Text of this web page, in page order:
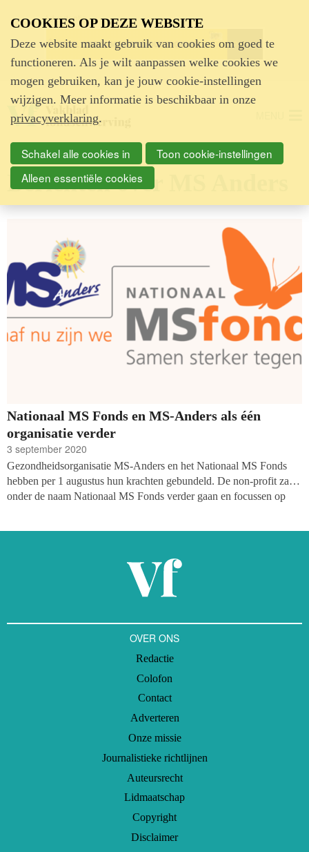
Advertentie
Berichten over MS Anders
Nationaal MS Fonds en MS-Anders als één
organisatie verder
3 september 2020
Gezondheidsorganisatie MS-Anders en het Nationaal MS Fonds
hebben per 1 augustus hun krachten gebundeld. De non-profit zal
onder de naam Nationaal MS Fonds verder gaan en focussen op
OVER ONS
Redactie
Colofon
Contact
Adverteren
Onze missie
Journalistieke richtlijnen
Auteursrecht
Lidmaatschap
Copyright
Disclaimer
COOKIES OP DEZE WEBSITE
Deze website maakt gebruik van cookies om goed te
functioneren. Als je wilt aanpassen welke cookies we
mogen gebruiken, kan je jouw cookie-instellingen
wijzigen. Meer informatie is beschikbaar in onze
privacyverklaring.
Schakel alle cookies in
Toon cookie-instellingen
Alleen essentiële cookies